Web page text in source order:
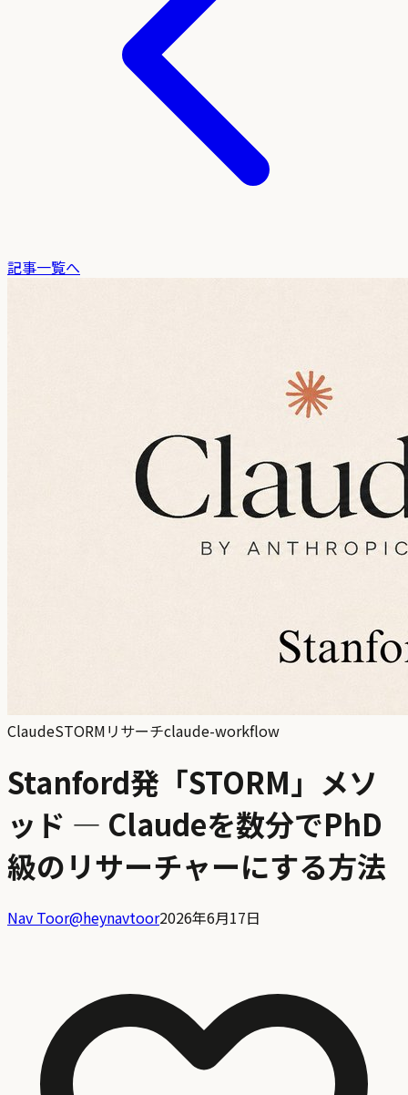
記事一覧へ
ClaudeSTORMリサーチclaude-workflow
Stanford発「STORM」メソ
ッド — Claudeを数分でPhD
級のリサーチャーにする方法
Nav Toor@heynavtoor2026年6月17日